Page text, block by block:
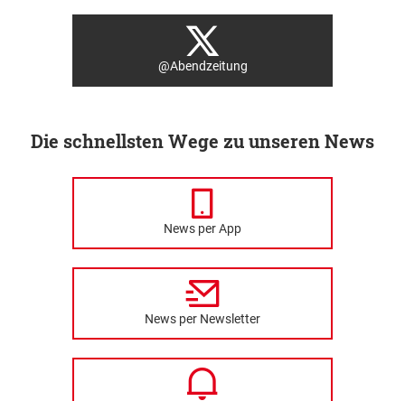
@Abendzeitung
Die schnellsten Wege zu unseren News
News per App
News per Newsletter